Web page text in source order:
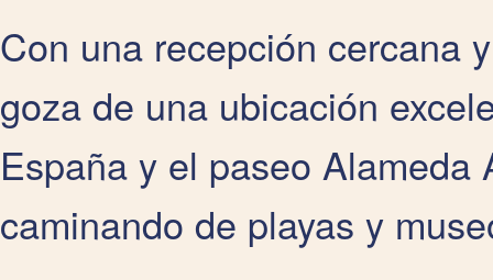
Con una recepción cercana
goza de una ubicación
España y el paseo
caminando de playas y